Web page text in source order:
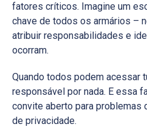
fatores críticos. Imagine um
chave de todos os armários –
atribuir responsabilidades e
ocorram.
Quando todos podem acessar
responsável por nada. E essa
convite aberto para problemas
de privacidade.